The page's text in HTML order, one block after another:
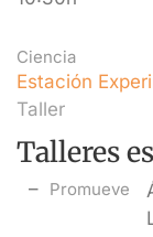
Ciencia
Estación
Taller
Talleres
Promueve